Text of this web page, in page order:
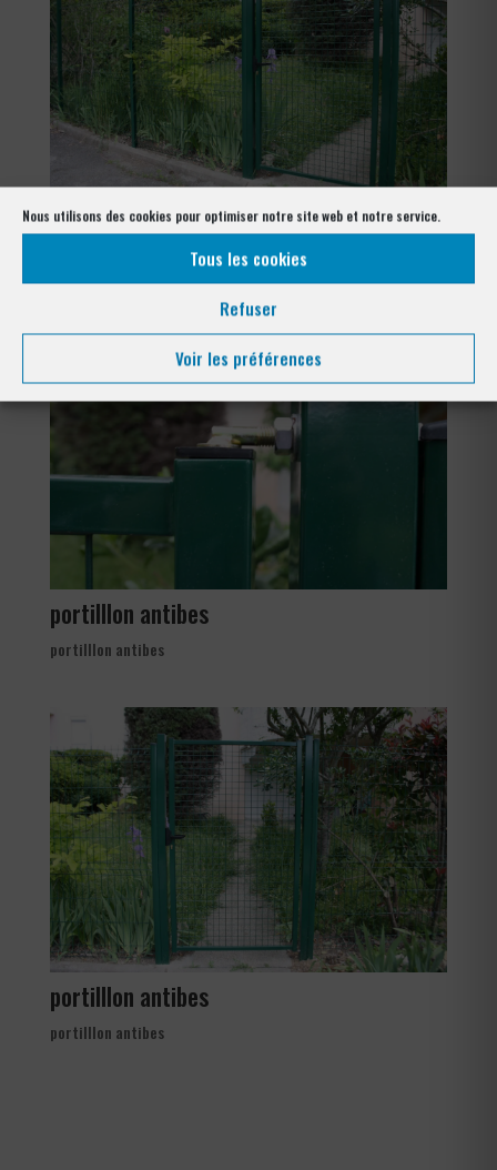
Nous utilisons des cookies pour optimiser notre site web et notre service.
Tous les cookies
Refuser
Voir les préférences
portilllon antibes
portilllon antibes
portilllon antibes
portilllon antibes
portilllon antibes